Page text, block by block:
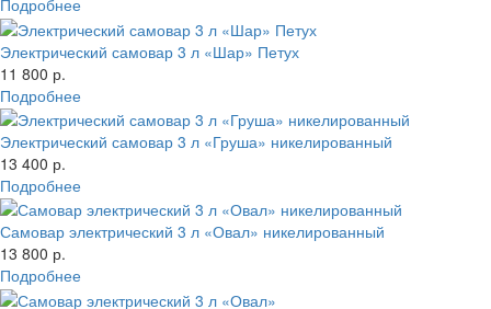
Подробнее
Электрический самовар 3 л «Шар» Петух
11 800 р.
Подробнее
Электрический самовар 3 л «Груша» никелированный
13 400 р.
Подробнее
Самовар электрический 3 л «Овал» никелированный
13 800 р.
Подробнее